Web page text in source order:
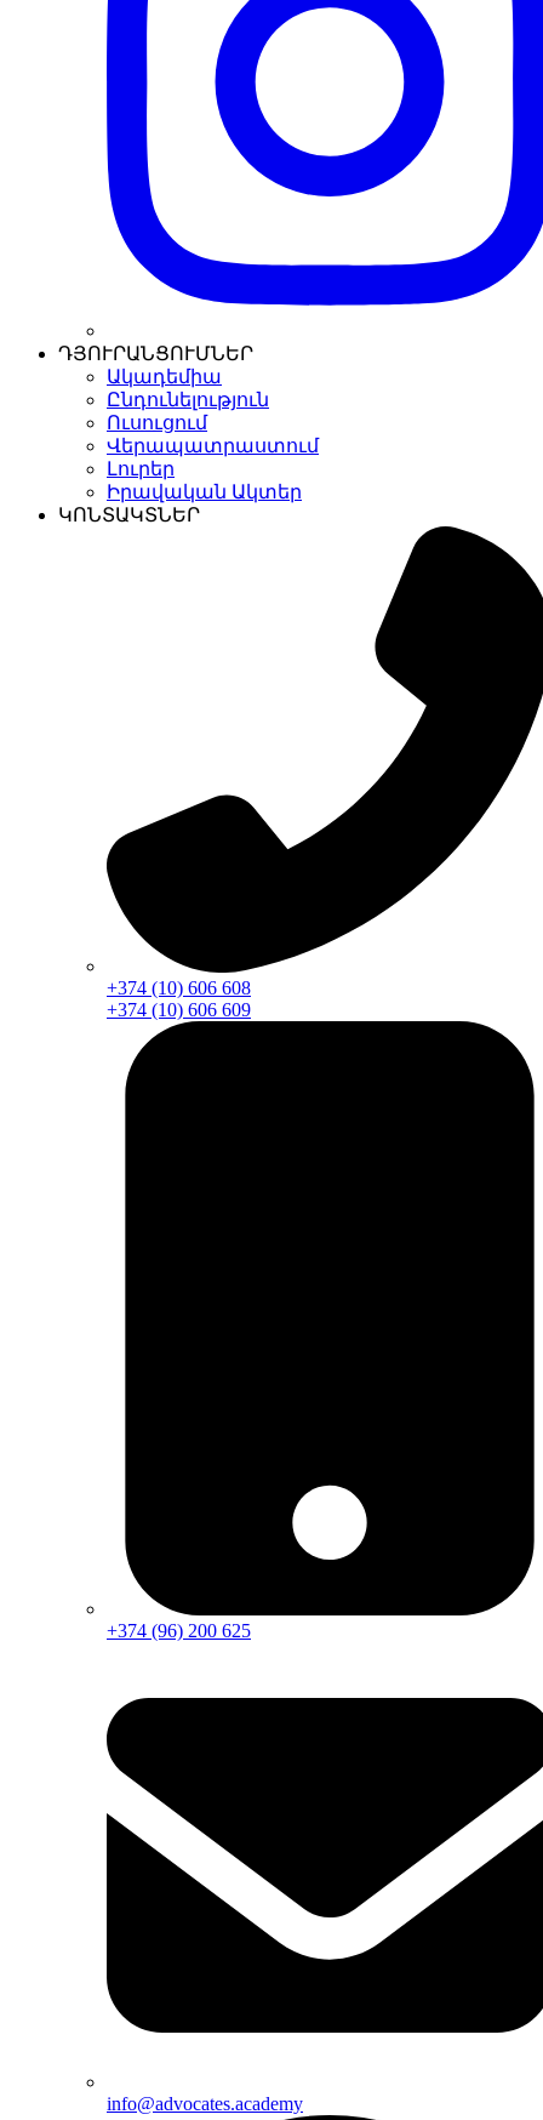
ԴՅՈՒՐԱՆՑՈՒՄՆԵՐ
Ակադեմիա
Ընդունելություն
Ուսուցում
Վերապատրաստում
Լուրեր
Իրավական Ակտեր
ԿՈՆՏԱԿՏՆԵՐ
+374 (10) 606 608
+374 (10) 606 609
+374 (96) 200 625
info@advocates.academy